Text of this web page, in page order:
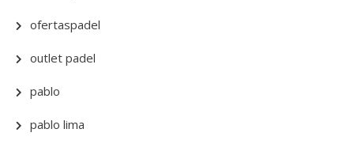
ofertaspadel
outlet padel
pablo
pablo lima